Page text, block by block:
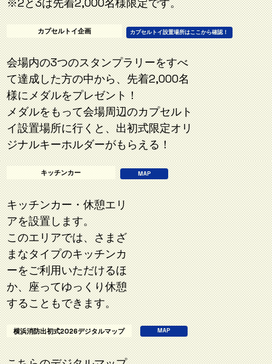
※2と3は先着2,000名様限定です。
カプセルトイ企画
会場内の3つのスタンプラリーをすべ
て達成した方の中から、先着2,000名
様にメダルをプレゼント！
メダルをもって会場周辺のカプセルト
イ設置場所に行くと、出初式限定オリ
ジナルキーホルダーがもらえる！
カプセルトイ設置場所はここから確認！
キッチンカー MAP
キッチンカー・休憩エリ
アを設置します。
このエリアでは、さまざ
まなタイプのキッチンカ
ーをご利用いただけるほ
か、座ってゆっくり休憩
することもできます。
横浜消防出初式2026デジタルマップ MAP